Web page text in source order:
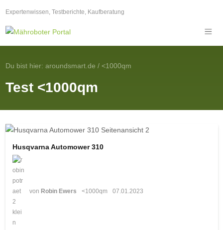
Expertenwissen, Testberichte, Kaufberatung
Du bist hier: aroundsmart.de / <1000qm
Test <1000qm
Husqvarna Automower 310
von Robin Ewers <1000qm 07.01.2023